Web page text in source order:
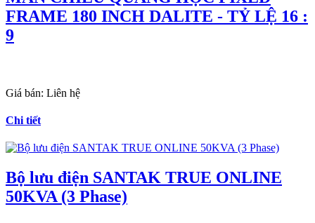
FRAME 180 INCH DALITE - TỶ LỆ 16 :
9
Giá bán: Liên hệ
Chi tiết
Bộ lưu điện SANTAK TRUE ONLINE
50KVA (3 Phase)